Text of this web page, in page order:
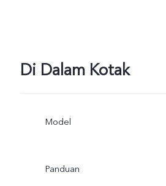
Di Dalam Kotak
Model
Panduan